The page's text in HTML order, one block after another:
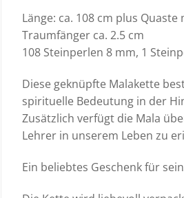
Länge: ca. 108 cm plus Quaste
Traumfänger ca. 2.5 cm
108 Steinperlen 8 mm, 1
Diese geknüpfte Malakette
spirituelle Bedeutung in der
Zusätzlich verfügt die Mala
Lehrer in unserem Leben zu
Ein beliebtes Geschenk für